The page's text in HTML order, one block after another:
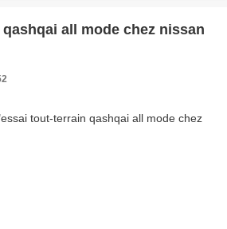
all mode chez nissan